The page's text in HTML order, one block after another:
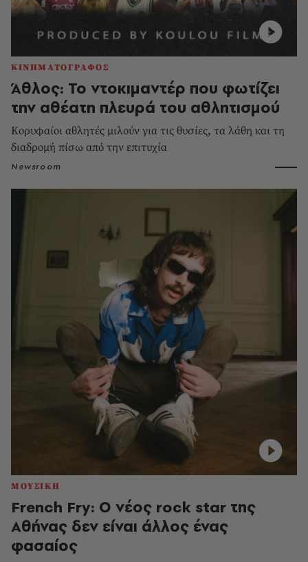
ΚΙΝΗΜΑΤΟΓΡΑΦΟΣ
Άθλος: Το ντοκιμαντέρ που φωτίζει
την αθέατη πλευρά του αθλητισμού
Κορυφαίοι αθλητές μιλούν για τις θυσίες, τα λάθη και τη
διαδρομή πίσω από την επιτυχία
Newsroom
ΜΟΥΣΙΚΗ
French Fry: Ο νέος rock star της
Αθήνας δεν είναι άλλος ένας
φασαίος